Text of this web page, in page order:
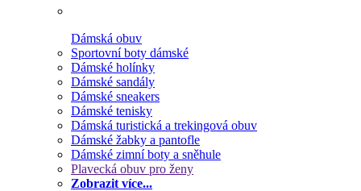
Dámská obuv
Sportovní boty dámské
Dámské holínky
Dámské sandály
Dámské sneakers
Dámské tenisky
Dámská turistická a trekingová obuv
Dámské žabky a pantofle
Dámské zimní boty a sněhule
Plavecká obuv pro ženy
Zobrazit více...